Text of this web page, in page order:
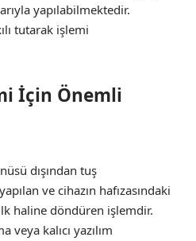
yapılabilmektedir.
tutarak işlemi
İçin Önemli
dışından tuş
ve cihazın hafızasındaki
haline döndüren işlemdir.
veya kalıcı yazılım